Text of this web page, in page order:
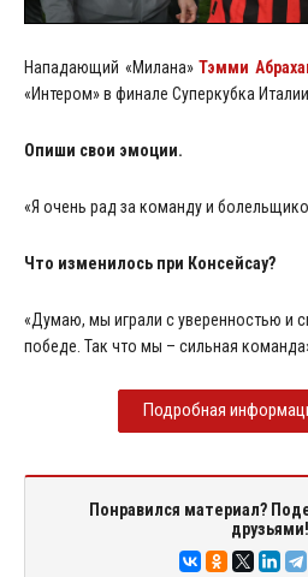
Нападающий «Милана»Тэмми
«Интером» в финале Суперкубка Италии
Опиши свои эмоции.
«Я очень рад за команду и
Что изменилось при Консейсау?
«Думаю, мы играли с уверенностью и
победе. Так что мы – сильная
Подробная
Понравился материал?
друзьями!